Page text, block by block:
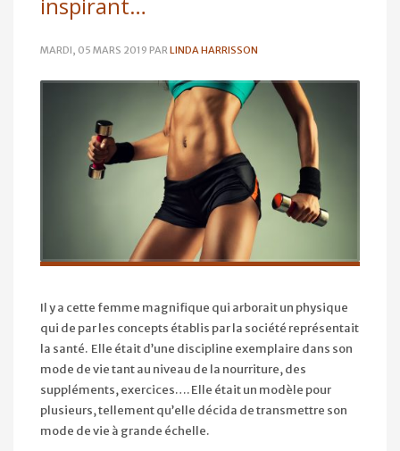
inspirant…
MARDI, 05 MARS 2019 PARLINDA HARRISSON
Il y a cette femme magnifique qui arborait un physique
qui de par les concepts établis par la société représentait
la santé. Elle était d’une discipline exemplaire dans son
mode de vie tant au niveau de la nourriture, des
suppléments, exercices…. Elle était un modèle pour
plusieurs, tellement qu’elle décida de transmettre son
mode de vie à grande échelle.